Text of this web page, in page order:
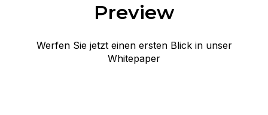
Preview
Werfen Sie jetzt einen ersten Blick in unser
Whitepaper